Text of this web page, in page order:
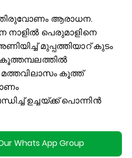
തിരുവോണം ആരാധന.
പെരുമാളിനെ
മുപ്പത്തിയാറ് കുടം
മത്തവിലാസം കൂത്ത്
ഉച്ചയ്ക്ക് പൊന്നിൻ
Whats App Group